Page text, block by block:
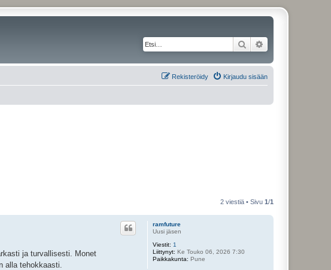
Etsi
Kirjaudu sisään
Rekisteröidy
2 viestiä • Sivu 1/1
ramfuture
Uusi jäsen
Viestit: 1
Liittynyt: Ke Touko 06, 2026 7:30
Paikkakunta: Pune
ja turvallisesti. Monet
alla tehokkaasti.